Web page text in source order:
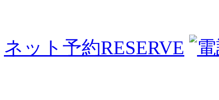
ネット予約RESERVE